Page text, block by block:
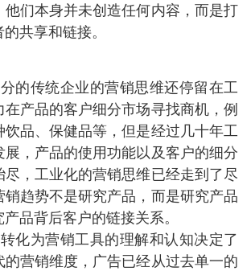
他们本身并未创造任何内容，而是打
共享和链接。
的传统企业的营销思维还停留在工
产品的客户细分市场寻找商机，例
饮品、保健品等，但是经过几十年工
展，产品的使用功能以及客户的细分
尽，工业化的营销思维已经走到了尽
销趋势不是研究产品，而是研究产品
品背后客户的链接关系。
化为营销工具的理解和认知决定了
的营销维度，广告已经从过去单一的